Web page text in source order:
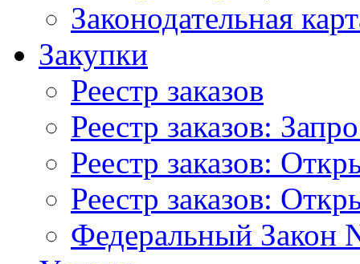
Законодательная
Закупки
Реестр заказов
Реестр заказов:
Реестр заказов:
Реестр заказов:
Федеральный Закон